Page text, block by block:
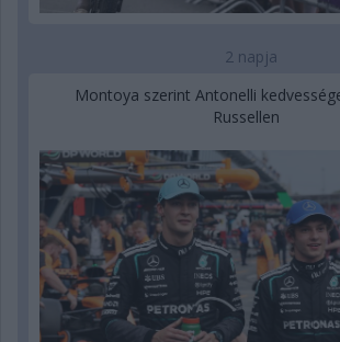
2 napja
Montoya szerint Antonelli
Russellen